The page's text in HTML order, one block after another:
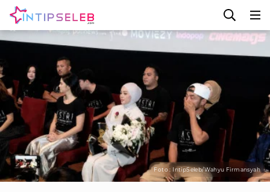
Foto : IntipSeleb/Wahyu Firmansyah